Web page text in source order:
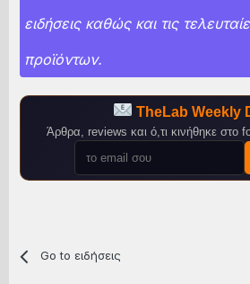
ειδήσεις καθώς και τις
προϊόντων.
TheLab Weekly
Άρθρα, reviews και ό,τι κινήθηκε στο
Go to ειδήσεις